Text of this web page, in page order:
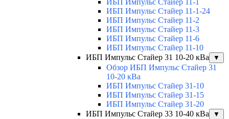
ИБП Импульс Стайер 11-1
ИБП Импульс Стайер 11-1-24
ИБП Импульс Стайер 11-2
ИБП Импульс Стайер 11-3
ИБП Импульс Стайер 11-6
ИБП Импульс Стайер 11-10
ИБП Импульс Стайер 31 10-20 кВа
▼
Обзор ИБП Импульс Стайер 31
10-20 кВа
ИБП Импульс Стайер 31-10
ИБП Импульс Стайер 31-15
ИБП Импульс Стайер 31-20
ИБП Импульс Стайер 33 10-40 кВа
▼